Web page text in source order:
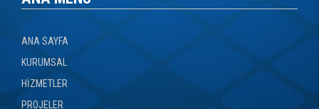
ANA SAYFA
KURUMSAL
HİZMETLER
PROJELER